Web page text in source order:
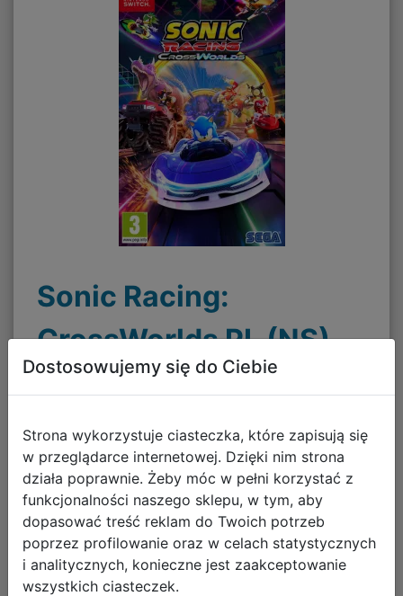
Sonic Racing:
CrossWorlds PL (NS)
199,90 zł
Termin wysyłki: wysyłka we wtorek
Koszt dostawy od: darmowa dostawa
DO KOSZYKA
Dostosowujemy się do Ciebie
Strona wykorzystuje ciasteczka, które zapisują się
w przeglądarce internetowej. Dzięki nim strona
działa poprawnie. Żeby móc w pełni korzystać z
funkcjonalności naszego sklepu, w tym, aby
dopasować treść reklam do Twoich potrzeb
poprzez profilowanie oraz w celach statystycznych
i analitycznych, konieczne jest zaakceptowanie
wszystkich ciasteczek.